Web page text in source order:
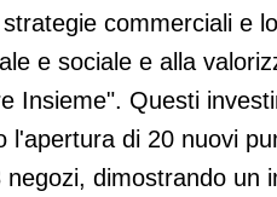
commerciali e
e sociale e alla
Insieme". Questi
l'apertura di 20 nuovi
dimostrando un